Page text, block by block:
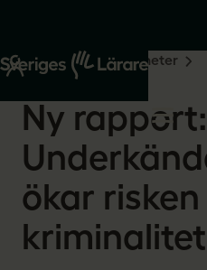
Start Om oss
Nyheter
2026-05-19
Ny rapport:
ökar
kriminalitet